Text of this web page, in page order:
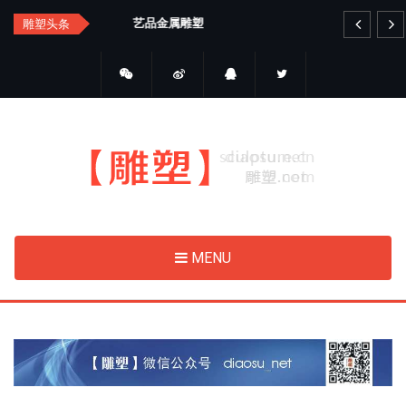
Skip
雕塑头条 艺品金属雕塑
MENU